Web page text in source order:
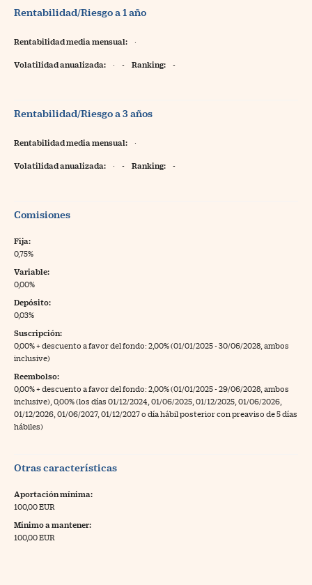
Rentabilidad/Riesgo a 1 año
Rentabilidad media mensual: ·
Volatilidad anualizada: · - Ranking: -
Rentabilidad/Riesgo a 3 años
Rentabilidad media mensual: ·
Volatilidad anualizada: · - Ranking: -
Comisiones
Fija:
0,75%
Variable:
0,00%
Depósito:
0,03%
Suscripción:
0,00% + descuento a favor del fondo: 2,00% (01/01/2025 - 30/06/2028, ambos
inclusive)
Reembolso:
0,00% + descuento a favor del fondo: 2,00% (01/01/2025 - 29/06/2028, ambos
inclusive), 0,00% (los días 01/12/2024, 01/06/2025, 01/12/2025, 01/06/2026,
01/12/2026, 01/06/2027, 01/12/2027 o día hábil posterior con preaviso de 5 días
hábiles)
Otras características
Aportación mínima:
100,00 EUR
Mínimo a mantener:
100,00 EUR